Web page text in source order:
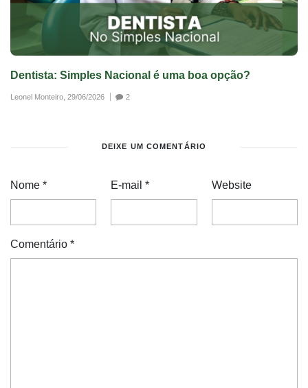
Dentista: Simples Nacional é uma boa opção?
Leonel Monteiro, 29/06/2026 2
DEIXE UM COMENTÁRIO
Nome * E-mail* Website
Comentário *